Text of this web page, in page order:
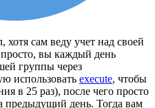
хотя сам веду учет над своей
вы каждый день
группы через
использовать execute, чтобы
в 25 раз), после чего просто
предыдущий день. Тогда вам